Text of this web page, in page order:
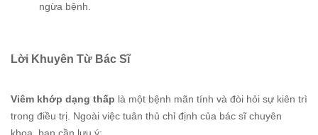
ngừa bệnh.
Lời Khuyên Từ Bác Sĩ
Viêm khớp dạng thấp là một bệnh mãn tính và đòi hỏi sự kiên trì
trong điều trị. Ngoài việc tuân thủ chỉ định của bác sĩ chuyên